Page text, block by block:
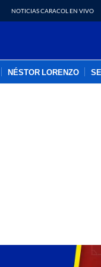
NOTICIAS CARACOL EN VIVO
NÉSTOR LORENZO